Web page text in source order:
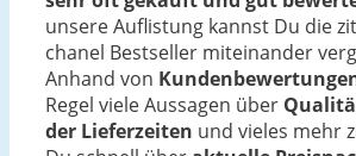
unsere Auflistung kannst Du die
chanel Bestseller miteinander
Anhand von
Regel viele Aussagen über
der Lieferzeiten und vieles mehr